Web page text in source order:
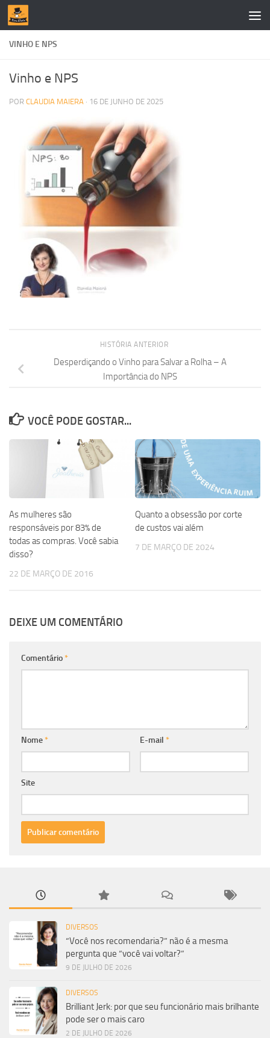
Skip to content
VINHO E NPS
Vinho e NPS
POR CLAUDIA MAIERA · 16 DE JUNHO DE 2025
HISTÓRIA ANTERIOR
Desperdiçando o Vinho para Salvar a Rolha – A
Importância do NPS
VOCÊ PODE GOSTAR...
As mulheres são
responsáveis por 83% de
todas as compras. Você sabia
disso?
22 DE MARÇO DE 2016
Quanto a obsessão por corte
de custos vai além
7 DE MARÇO DE 2024
DEIXE UM COMENTÁRIO
Comentário*
Nome* E-mail *
Site
DIVERSOS
“Você nos recomendaria?” não é a mesma
pergunta que “você vai voltar?”
9 DE JULHO DE 2026
DIVERSOS
Brilliant Jerk: por que seu funcionário mais brilhante
pode ser o mais caro
2 DE JULHO DE 2026